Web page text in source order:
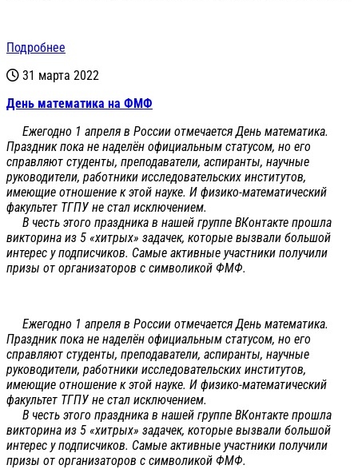
Подробнее
31 марта 2022
День математика на ФМФ
Ежегодно 1 апреля в России отмечается День математика.
Праздник пока не наделён официальным статусом, но его
справляют студенты, преподаватели, аспиранты, научные
руководители, работники исследовательских институтов,
имеющие отношение к этой науке. И физико-математический
факультет ТГПУ не стал исключением.
В честь этого праздника в нашей группе ВКонтакте прошла
викторина из 5 «хитрых» задачек, которые вызвали большой
интерес у подписчиков. Самые активные участники получили
призы от организаторов с символикой ФМФ.
Ежегодно 1 апреля в России отмечается День математика.
Праздник пока не наделён официальным статусом, но его
справляют студенты, преподаватели, аспиранты, научные
руководители, работники исследовательских институтов,
имеющие отношение к этой науке. И физико-математический
факультет ТГПУ не стал исключением.
В честь этого праздника в нашей группе ВКонтакте прошла
викторина из 5 «хитрых» задачек, которые вызвали большой
интерес у подписчиков. Самые активные участники получили
призы от организаторов с символикой ФМФ.